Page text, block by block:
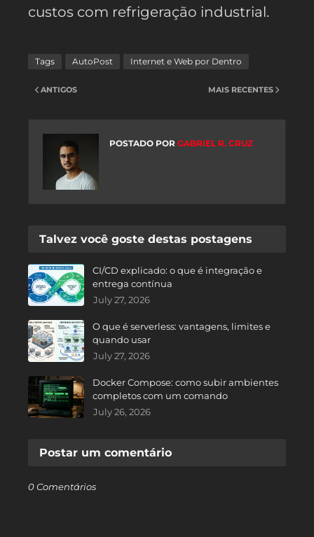
custos com refrigeração industrial.
Tags AutoPost Internet e Web por Dentro
MAIS RECENTES
ANTIGOS
POSTADO POR GABRIEL R. CRUZ
Talvez você goste destas postagens
CI/CD explicado: o que é integração e
entrega contínua
July 27, 2026
O que é serverless: vantagens, limites e
quando usar
July 27, 2026
Docker Compose: como subir ambientes
completos com um comando
July 26, 2026
Postar um comentário
0 Comentários